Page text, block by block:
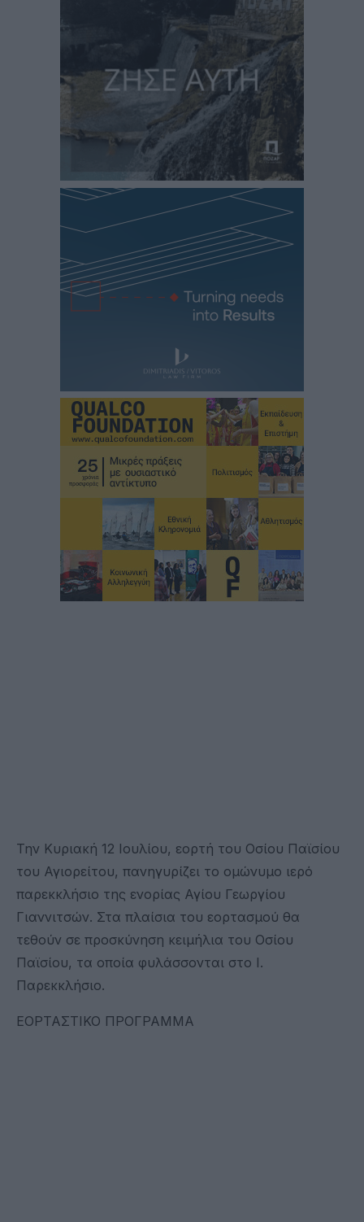
Την Κυριακή 12 Ιουλίου, εορτή του Οσίου Παϊσίου
του Αγιορείτου, πανηγυρίζει το ομώνυμο ιερό
παρεκκλήσιο της ενορίας Αγίου Γεωργίου
Γιαννιτσών. Στα πλαίσια του εορτασμού θα
τεθούν σε προσκύνηση κειμήλια του Οσίου
Παϊσίου, τα οποία φυλάσσονται στο Ι.
Παρεκκλήσιο.
ΕΟΡΤΑΣΤΙΚΟ ΠΡΟΓΡΑΜΜΑ